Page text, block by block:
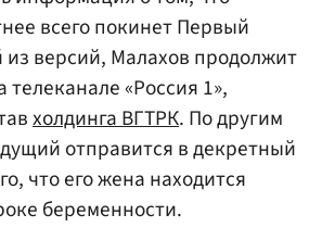
всего покинет Первый
из версий, Малахов продолжит
«Россия 1»,
холдинга ВГТРК. По другим
отправится в декретный
что его жена находится
беременности.